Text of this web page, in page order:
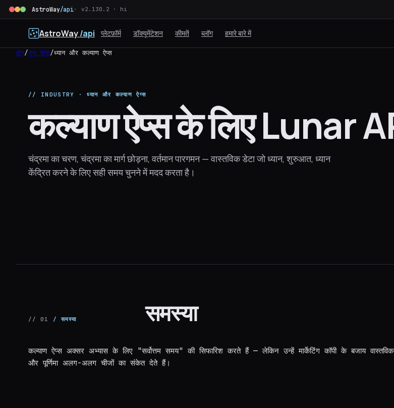
AstroWay/api v2.130.2 · hi
AstroWay/api प्लेटफ़ॉर्म डॉक्यूमेंटेशन कीमतें ब्लॉग हमारे बारे में
होम/यूज केस/ध्यान और कल्याण ऐप्स
// INDUSTRY · ध्यान और कल्याण ऐप्स
कल्याण ऐप्स के लिए Lunar
चंद्रमा का चरण, चंद्रमा का मार्ग छोड़ना, वर्तमान पारगमन — वास्तविक डेटा जो ध्यान, शुरुआत, ध्यान
केंद्रित करने के लिए सही समय चुनने में मदद करता है।
// 01 / समस्या समस्या
कल्याण ऐप्स अक्सर अभ्यास के लिए "सर्वोत्तम समय" की सिफारिश करते हैं — लेकिन उन्हें मार्केटिंग कॉपी के बजाय
और पूर्णिमा अलग-अलग चीजों का संकेत देते हैं।